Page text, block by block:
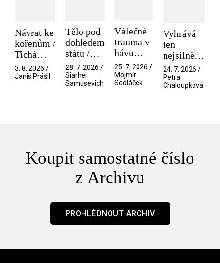
Návrat ke
kořenům /
Tichá
přítelkyně
3. 8. 2026 /
Janis Prášil
Tělo pod
dohledem
státu /
Pramen
28. 7. 2026 /
Siarhei
Samusevich
Válečné
trauma v
hávu
spektáklu
/ Odyssea
25. 7. 2026 /
Mojmír
Sedláček
Vyhrává
ten
nejsilnější
/ V nitru
manosféry
24. 7. 2026 /
Petra
Chaloupková
Koupit samostatné číslo
z Archivu
PROHLÉDNOUT ARCHIV